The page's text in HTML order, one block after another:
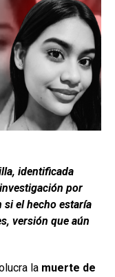
identificada
por
si el hecho estaría
versión que aún
la muerte de